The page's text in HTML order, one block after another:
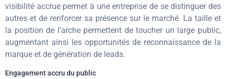
visibilité accrue permet à une entreprise de se distinguer des
autres et de renforcer sa présence sur le marché. La taille et
la position de l’arche permettent de toucher un large public,
augmentant ainsi les opportunités de reconnaissance de la
marque et de génération de leads.
Engagement accru du public